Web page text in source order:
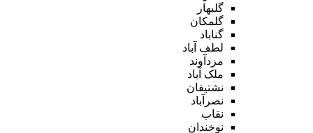
گلبهار
گلمکان
گناباد
لطف آباد
مزدآوند
ملک آباد
نشتیفان
نصرآباد
نقاب
نوخندان